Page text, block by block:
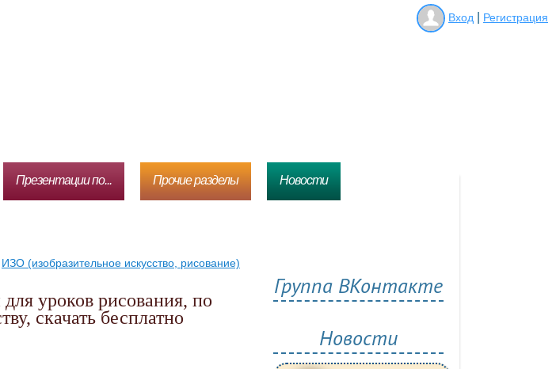
Презентации по... Прочие разделы Новости
Вход Регистрация
ИЗО (изобразительное искусство, рисование)
скачать бесплатно
Группа ВКонтакте
Новости